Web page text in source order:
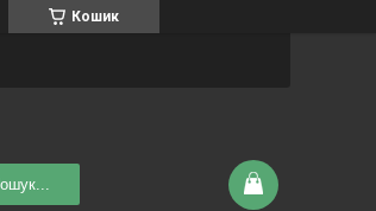
Кошик